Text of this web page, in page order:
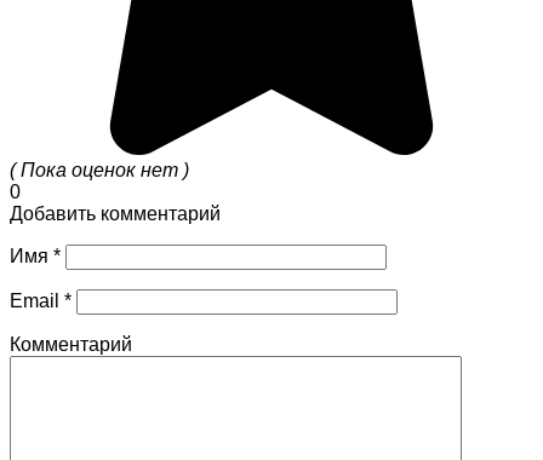
( Пока оценок нет )
0
Добавить комментарий
Имя *
Email *
Комментарий